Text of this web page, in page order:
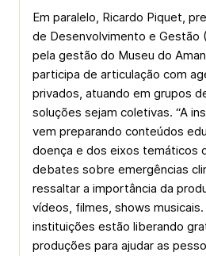
Em paralelo, Ricardo Piquet,
de Desenvolvimento e Gestão
pela gestão do Museu do
participa de articulação com
privados, atuando em grupos
soluções sejam coletivas. “A
vem preparando conteúdos
doença e dos eixos temáticos
debates sobre emergências
ressaltar a importância da
vídeos, filmes, shows
instituições estão liberando
produções para ajudar as